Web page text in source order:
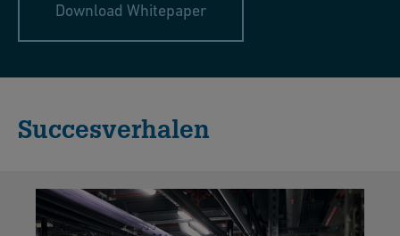
Download Whitepaper
Succesverhalen